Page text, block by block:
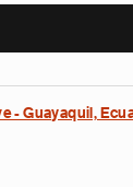
- Guayaquil,